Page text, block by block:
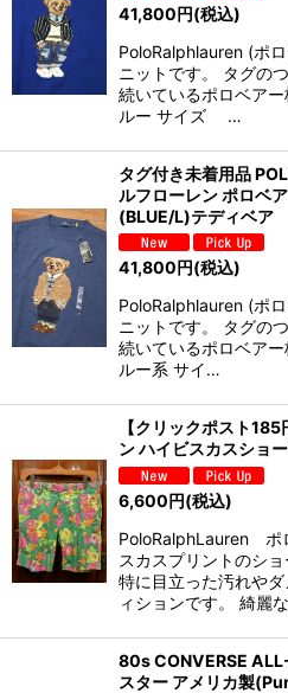
41,800円(税込)
PoloRalphlauren (ポ
ニットです。 タグの
続いているポロベア
ルー サイズ …
タグ付き未着用品
ルフローレン ポロベ
(BLUE/L)テディベア
41,800円(税込)
PoloRalphlauren (ポ
ニットです。 タグの
続いているポロベア
ルー系 サイ…
【クリックポスト
ン ハイビスカスショ
6,600円(税込)
PoloRalphLauren ポ
スカスプリントのシ
特に目立った汚れや
ィションです。 綺麗
80s CONVERSE
スター アメリカ製